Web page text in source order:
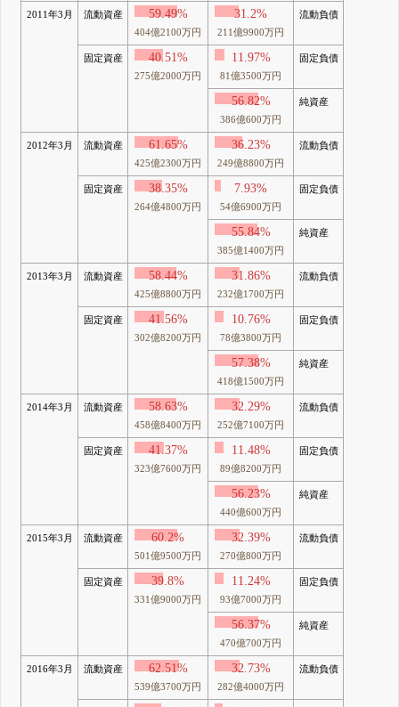
2011年3月 流動資産 59.49%
404億2100万円
31.2%
211億9900万円
流動負債
固定資産 40.51%
275億2000万円
11.97%
81億3500万円
固定負債
56.82%
386億600万円
純資産
2012年3月 流動資産 61.65%
425億2300万円
36.23%
249億8800万円
流動負債
固定資産 38.35%
264億4800万円
7.93%
54億6900万円
固定負債
55.84%
385億1400万円
純資産
2013年3月 流動資産 58.44%
425億8800万円
31.86%
232億1700万円
流動負債
固定資産 41.56%
302億8200万円
10.76%
78億3800万円
固定負債
57.38%
418億1500万円
純資産
2014年3月 流動資産 58.63%
458億8400万円
32.29%
252億7100万円
流動負債
固定資産 41.37%
323億7600万円
11.48%
89億8200万円
固定負債
56.23%
440億600万円
純資産
2015年3月 流動資産 60.2%
501億9500万円
32.39%
270億800万円
流動負債
固定資産 39.8%
331億9000万円
11.24%
93億7000万円
固定負債
56.37%
470億700万円
純資産
2016年3月 流動資産 62.51%
539億3700万円
32.73%
282億4000万円
流動負債